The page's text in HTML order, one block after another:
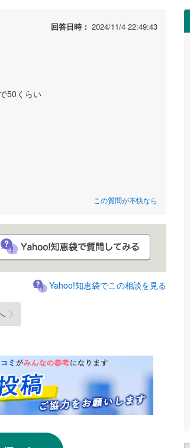
回答日時： 2024/11/4 22:49:43
50くらい
この質問が不快なら
Yahoo!知恵袋でこの相談を見る